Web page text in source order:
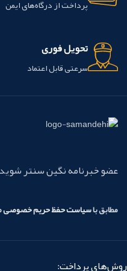
پرداخت از درگاه‌های ایمن
تحویل فوری
سرعتی قابل اعتماد
عضو خبرنامه نگین سنتر شوید
مطابق باسیاست حفظ حریم خصوصی
روش‌های پرداخت: